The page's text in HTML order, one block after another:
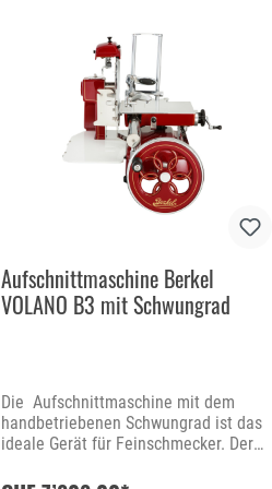
Aufschnittmaschine Berkel
VOLANO B3 mit Schwungrad
Die Aufschnittmaschine mit dem
handbetriebenen Schwungrad ist das
ideale Gerät für Feinschmecker. Der
Jeder, der eine Berkel besitzt, zeigt klar